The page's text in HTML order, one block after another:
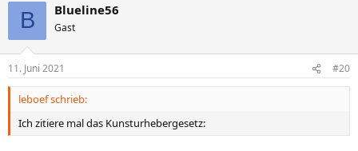
e
n
B Blueline56
Gast
11. Juni 2021 #20
leboef schrieb:
Ich zitiere mal das Kunsturhebergesetz: